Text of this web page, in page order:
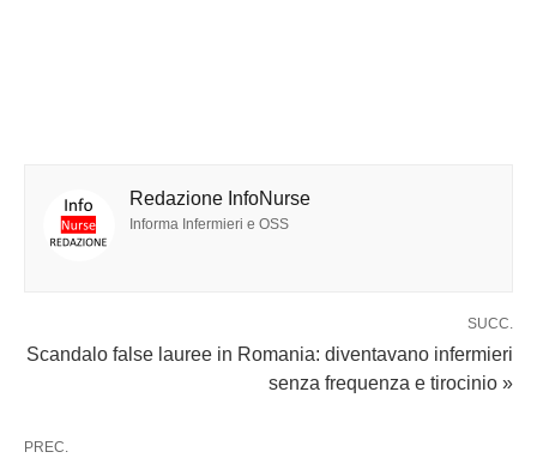
Redazione InfoNurse
Informa Infermieri e OSS
SUCC.
Scandalo false lauree in Romania: diventavano infermieri
senza frequenza e tirocinio »
PREC.